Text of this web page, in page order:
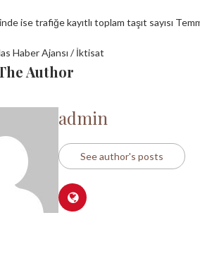
ise trafiğe kayıtlı toplam taşıt sayısı
Haber Ajansı / İktisat
Author
admin
See author's posts